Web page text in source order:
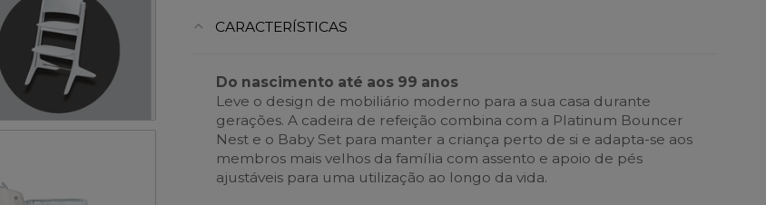
CARACTERÍSTICAS
Do nascimento até aos 99 anos
Leve o design de mobiliário moderno para a sua casa durante
gerações. A cadeira de refeição combina com a Platinum Bouncer
Nest e o Baby Set para manter a criança perto de si e adapta-se aos
membros mais velhos da família com assento e apoio de pés
ajustáveis para uma utilização ao longo da vida.